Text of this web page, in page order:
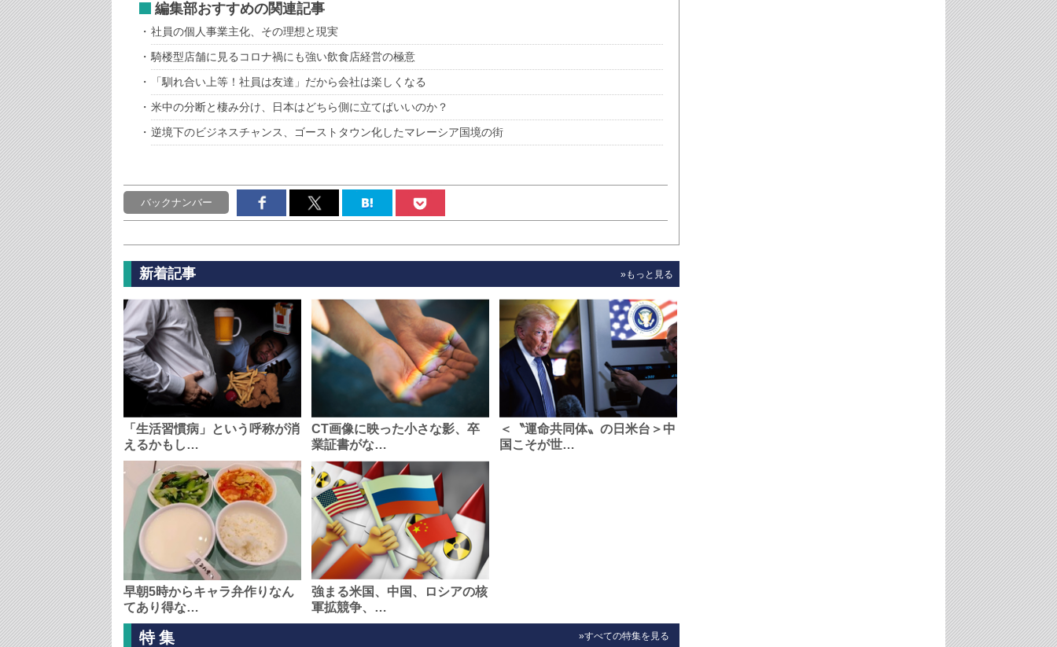
編集部おすすめの関連記事
社員の個人事業主化、その理想と現実
騎楼型店舗に見るコロナ禍にも強い飲食店経営の極意
「馴れ合い上等！社員は友達」だから会社は楽しくなる
米中の分断と棲み分け、日本はどちら側に立てばいいのか？
逆境下のビジネスチャンス、ゴーストタウン化したマレーシア国境の街
バックナンバー
新着記事 »もっと見る
「生活習慣病」という呼称が消
えるかもし…
CT画像に映った小さな影、卒
業証書がな…
＜〝運命共同体〟の日米台＞中
国こそが世…
早朝5時からキャラ弁作りなん
てあり得な…
強まる米国、中国、ロシアの核
軍拡競争、…
特集 »すべての特集を見る